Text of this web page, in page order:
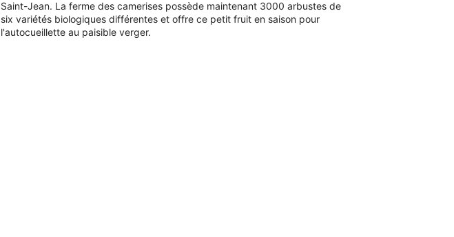
Saint-Jean. La ferme des camerises possède maintenant 3000 arbustes de
six variétés biologiques différentes et offre ce petit fruit en saison pour
l'autocueillette au paisible verger.